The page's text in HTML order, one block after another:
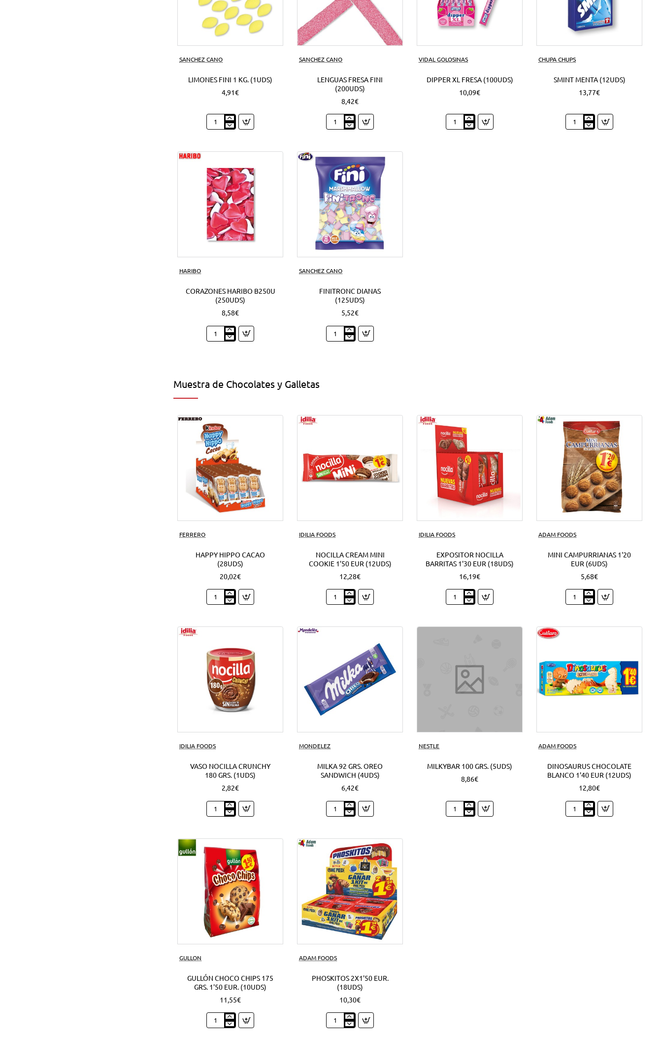
SANCHEZ CANO
LIMONES FINI 1 KG. (1UDS)
4,91€
Limones
SANCHEZ CANO
LENGUAS FRESA FINI
(200UDS)
8,42€
Lenguas
VIDAL GOLOSINAS
DIPPER XL FRESA (100UDS)
10,09€
Dipper
CHUPA CHUPS
SMINT MENTA (12UDS)
13,77€
Smint
HARIBO
CORAZONES HARIBO B250U
(250UDS)
8,58€
Corazones
Haribo
SANCHEZ CANO
FINITRONC DIANAS
(125UDS)
5,52€
Finitronc
Dianas
Muestra de Chocolates y Galletas
FERRERO
HAPPY HIPPO CACAO
(28UDS)
20,02€
Happy
IDILIA FOODS
NOCILLA CREAM MINI
COOKIE 1'50 EUR (12UDS)
12,28€
Nocilla
IDILIA FOODS
EXPOSITOR NOCILLA
BARRITAS 1'30 EUR (18UDS)
16,19€
Expositor
ADAM FOODS
MINI CAMPURRIANAS 1'20
EUR (6UDS)
5,68€
Mini
IDILIA FOODS
VASO NOCILLA CRUNCHY
180 GRS. (1UDS)
2,82€
Vaso
Nocilla
(1Uds)
MONDELEZ
MILKA 92 GRS. OREO
SANDWICH (4UDS)
6,42€
Milka
92
(4Uds)
NESTLE
MILKYBAR 100 GRS. (5UDS)
8,86€
Milkybar
100
ADAM FOODS
DINOSAURUS CHOCOLATE
BLANCO 1'40 EUR (12UDS)
12,80€
Dinosaurus
Chocolate
GULLON
GULLÓN CHOCO CHIPS 175
GRS. 1'50 EUR. (10UDS)
11,55€
Gullón
ADAM FOODS
PHOSKITOS 2X1'50 EUR.
(18UDS)
10,30€
Phoskitos